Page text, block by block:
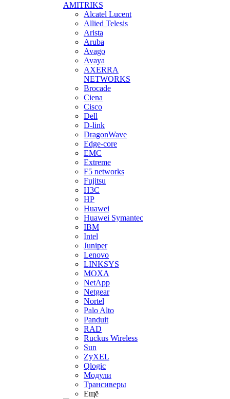
AMITRIKS
Alcatel Lucent
Allied Telesis
Arista
Aruba
Avago
Avaya
AXERRA
NETWORKS
Brocade
Ciena
Cisco
Dell
D-link
DragonWave
Edge-core
EMC
Extreme
F5 networks
Fujitsu
H3С
HP
Huawei
Huawei Symantec
IBM
Intel
Juniper
Lenovo
LINKSYS
MOXA
NetApp
Netgear
Nortel
Palo Alto
Panduit
RAD
Ruckus Wireless
Sun
ZyXEL
Qlogic
Модули
Трансиверы
Ещё